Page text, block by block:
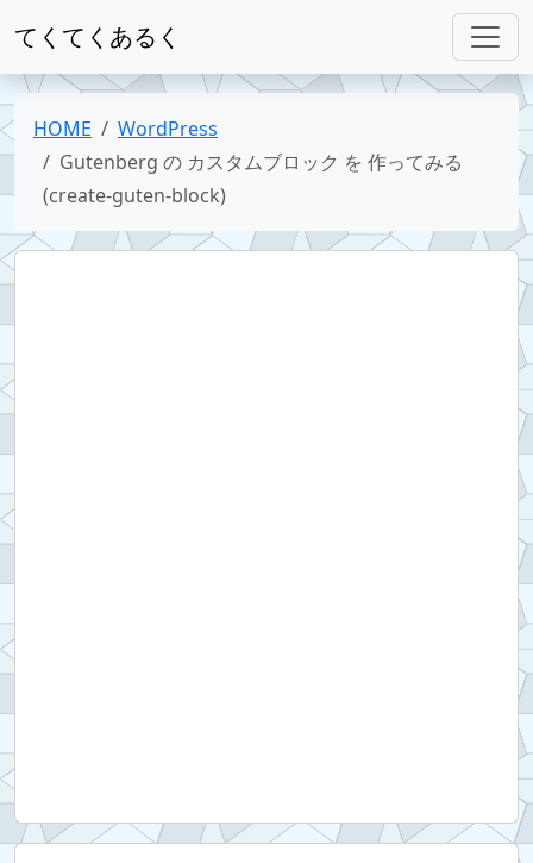
てくてくあるく
HOME
WordPress
Gutenberg の カスタムブロック を 作ってみる
(create-guten-block)